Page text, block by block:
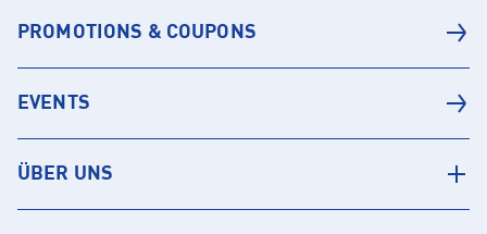
PROMOTIONS & COUPONS
EVENTS
ÜBER UNS